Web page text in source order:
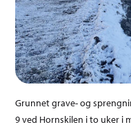
Grunnet grave- og
9 ved Hornskilen i to uker i